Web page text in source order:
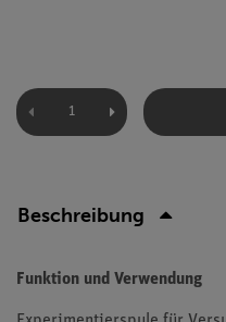
Beschreibung
Funktion und Verwendung